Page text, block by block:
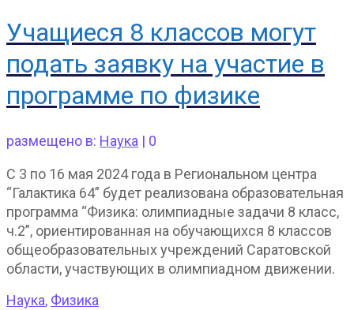
Учащиеся 8 классов могут
подать заявку на участие в
программе по физике
размещено в: Наука | 0
С 3 по 16 мая 2024 года в Региональном центра
“Галактика 64” будет реализована образовательная
программа “Физика: олимпиадные задачи 8 класс,
ч.2”, ориентированная на обучающихся 8 классов
общеобразовательных учреждений Саратовской
области, участвующих в олимпиадном движении.
Наука, Физика